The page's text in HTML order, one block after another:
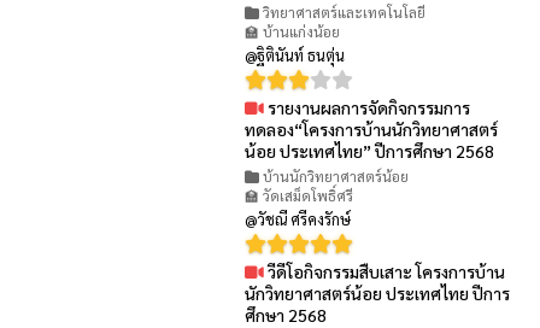
วิทยาศาสตร์และเทคโนโลยี
🏫 บ้านแก่งน้อย
@ฐิตินันท์ ธนตุ่น
รายงานผลการจัดกิจกรรมการ
ทดลอง“โครงการบ้านนักวิทยาศาสตร์
น้อย ประเทศไทย” ปีการศึกษา 2568
บ้านนักวิทยาศาสตร์น้อย
🏫 วัดเสม็ดโพธิ์ศรี
@วัชณี ศรีคงรักษ์
วีดีโอกิจกรรมสืบเสาะ โครงการบ้าน
นักวิทยาศาสตร์น้อย ประเทศไทย ปีการ
ศึกษา 2568